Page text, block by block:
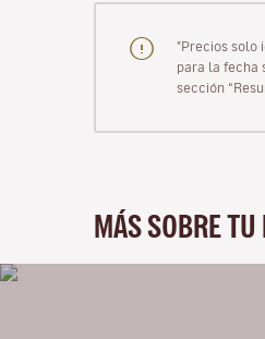
"Precios solo
para la fecha
sección
MÁS SOBRE TU